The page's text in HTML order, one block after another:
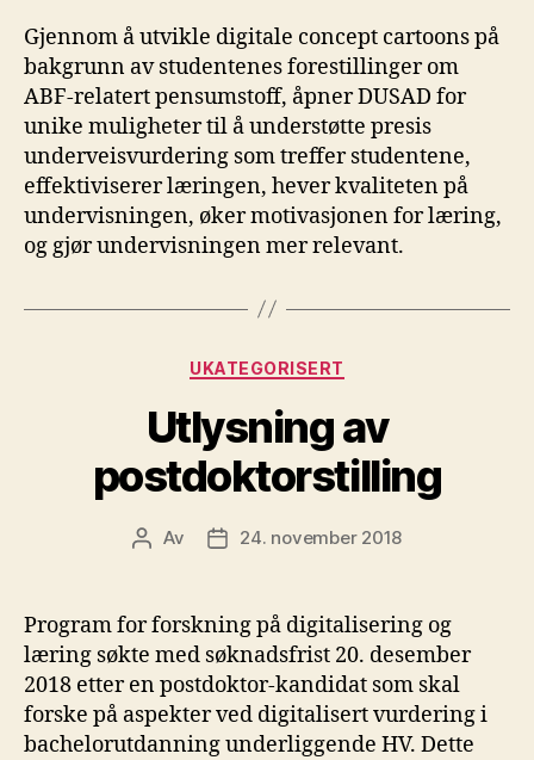
Gjennom å utvikle digitale concept cartoons på
bakgrunn av studentenes forestillinger om
ABF-relatert pensumstoff, åpner DUSAD for
unike muligheter til å understøtte presis
underveisvurdering som treffer studentene,
effektiviserer læringen, hever kvaliteten på
undervisningen, øker motivasjonen for læring,
og gjør undervisningen mer relevant.
Kategorier
UKATEGORISERT
Utlysning av
postdoktorstilling
Innleggsforfatter
Av Publiseringsdato
24. november 2018
Program for forskning på digitalisering og
læring søkte med søknadsfrist 20. desember
2018 etter en postdoktor-kandidat som skal
forske på aspekter ved digitalisert vurdering i
bachelorutdanning underliggende HV. Dette